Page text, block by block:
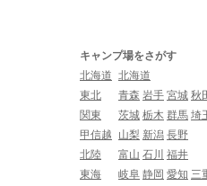
キャンプ場をさがす
北海道 北海道
東北
青森 岩手 宮城 秋
関東
茨城 栃木 群馬 埼
甲信越
山梨 新潟 長野
北陸
富山 石川 福井
東海
岐阜 静岡 愛知 三